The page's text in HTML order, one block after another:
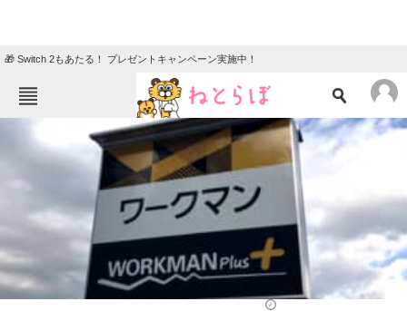
🎁 Switch 2もあたる！ プレゼントキャンペーン実施中！
ねとらぼメニュー
ニュース
クイズ
グルメ
住まい 教育・育児
動物